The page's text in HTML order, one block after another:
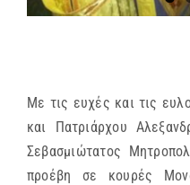
Με τις ευχές και τις
και Πατριάρχου
Σεβασμιώτατος
προέβη σε κουρές